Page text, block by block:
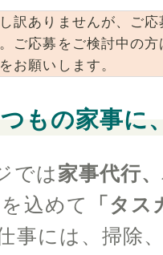
訳ありませんが、ご
ご応募をご検討中の
お願いします。
もの家事に
では家事代行
込めて
「タ
事には、掃除